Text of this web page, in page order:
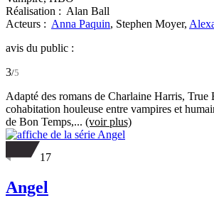
Réalisation : Alan Ball
Acteurs : Anna Paquin, Stephen Moyer,
avis du public :
3/5
Adapté des romans de Charlaine Harris, True
cohabitation houleuse entre vampires et
de Bon Temps,... (voir plus)
17
Angel